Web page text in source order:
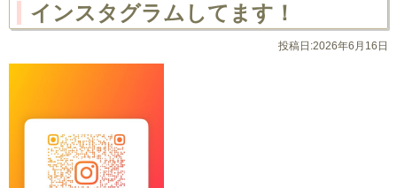
インスタグラムしてます！
投稿日:2026年6月16日